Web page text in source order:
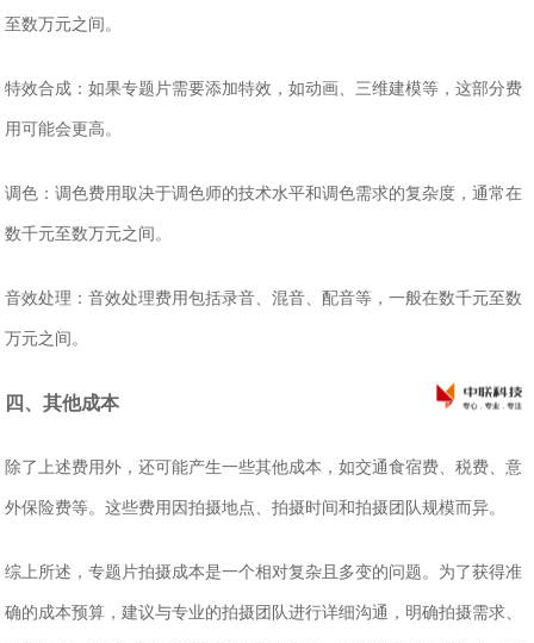
至数万元之间。
‌特效合成‌：如果专题片需要添加特效，如动画、三维建模等，这部分费
用可能会更高。
‌调色‌：调色费用取决于调色师的技术水平和调色需求的复杂度，通常在
数千元至数万元之间。
‌音效处理‌：音效处理费用包括录音、混音、配音等，一般在数千元至数
万元之间。
四、其他成本
除了上述费用外，还可能产生一些其他成本，如交通食宿费、税费、意
外保险费等。这些费用因拍摄地点、拍摄时间和拍摄团队规模而异。
综上所述，专题片拍摄成本是一个相对复杂且多变的问题。为了获得准
确的成本预算，建议与专业的拍摄团队进行详细沟通，明确拍摄需求、